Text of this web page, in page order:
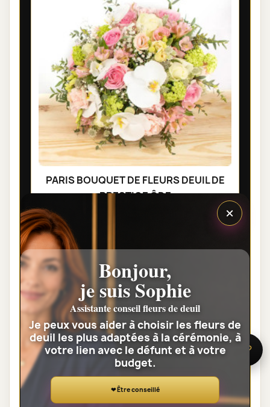
PARIS BOUQUET DE FLEURS DEUIL DE
PRESTIGE ÔDE
Voir toute la catégorie
GERBES DE FLEURS DEUIL
🌸 Besoin d’aide ?
×
Bonjour,
je suis Sophie
Assistante conseil fleurs de deuil
Je peux vous aider à choisir les fleurs de
deuil les plus adaptées à la cérémonie, à
votre lien avec le défunt et à votre
budget.
❤ Être conseillé